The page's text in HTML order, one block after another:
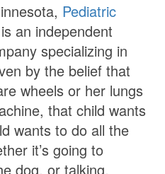
Pediatric
an independent
specializing in
by the belief that
wheels or her lungs
that child wants
wants to do all the
it’s going to
dog, or talking,